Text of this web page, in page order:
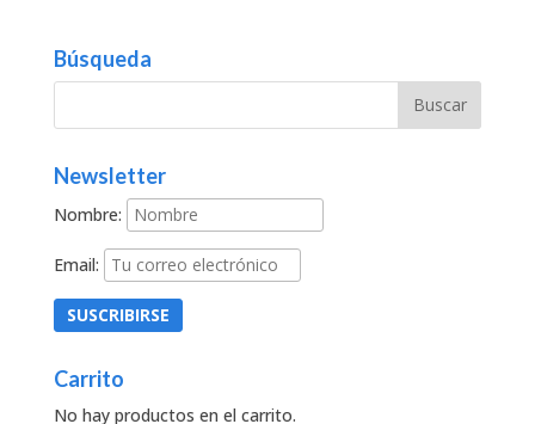
Búsqueda
Newsletter
Nombre:
Email:
Carrito
No hay productos en el carrito.